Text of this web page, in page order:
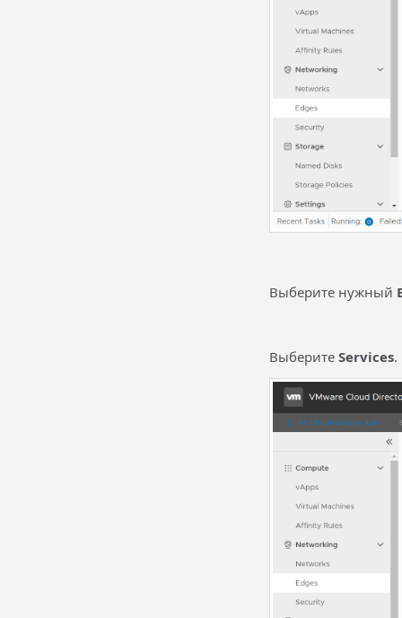
Выберите нужный
Выберите Services.